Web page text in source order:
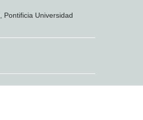
Pontificia Universidad